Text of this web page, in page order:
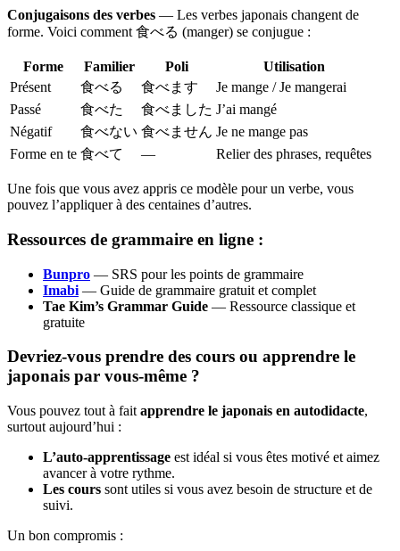
Conjugaisons des verbes — Les verbes japonais changent de
forme. Voici comment 食べる (manger) se conjugue :
Forme Familier Poli
Utilisation
Présent
食べる 食べます
Je mange / Je mangerai
Passé
食べた 食べました J’ai mangé
Négatif
食べない 食べません Je ne mange pas
Forme en te 食べて — Relier des phrases, requêtes
Une fois que vous avez appris ce modèle pour un verbe, vous
pouvez l’appliquer à des centaines d’autres.
Ressources de grammaire en ligne :
Bunpro — SRS pour les points de grammaire
Imabi — Guide de grammaire gratuit et complet
Tae Kim’s Grammar Guide — Ressource classique et
gratuite
Devriez-vous prendre des cours ou apprendre le
japonais par vous-même ?
Vous pouvez tout à fait apprendre le japonais en autodidacte,
surtout aujourd’hui :
L’auto-apprentissage est idéal si vous êtes motivé et aimez
avancer à votre rythme.
Les cours sont utiles si vous avez besoin de structure et de
suivi.
Un bon compromis :